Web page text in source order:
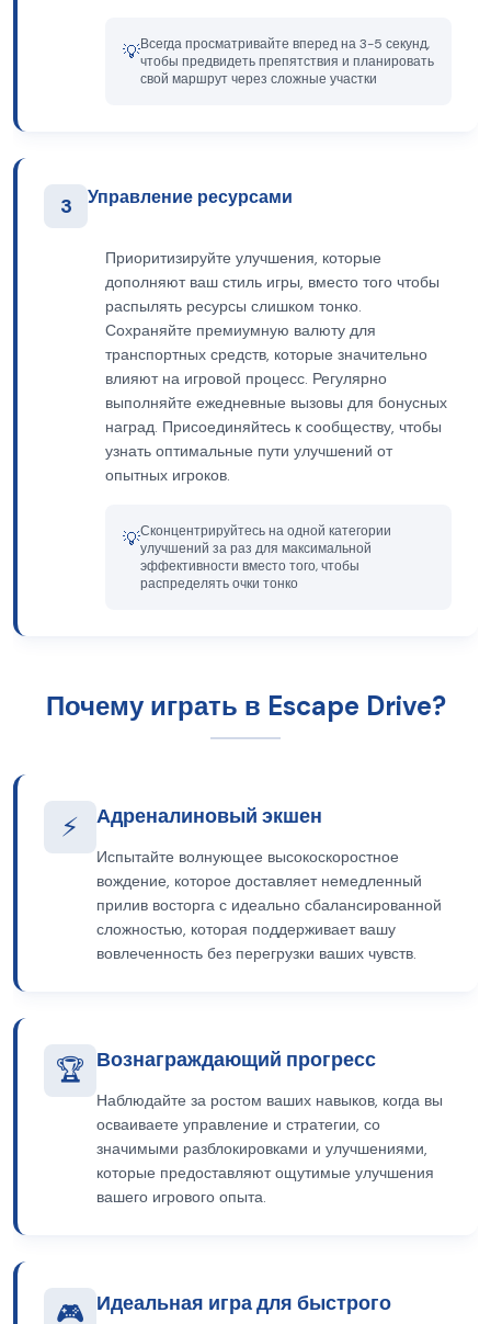
💡Всегда просматривайте вперед на 3-5 секунд,
чтобы предвидеть препятствия и планировать
свой маршрут через сложные участки
3 Управление ресурсами
Приоритизируйте улучшения, которые
дополняют ваш стиль игры, вместо того чтобы
распылять ресурсы слишком тонко.
Сохраняйте премиумную валюту для
транспортных средств, которые значительно
влияют на игровой процесс. Регулярно
выполняйте ежедневные вызовы для бонусных
наград. Присоединяйтесь к сообществу, чтобы
узнать оптимальные пути улучшений от
опытных игроков.
💡Сконцентрируйтесь на одной категории
улучшений за раз для максимальной
эффективности вместо того, чтобы
распределять очки тонко
Почему играть в Escape Drive?
⚡ Адреналиновый экшен
Испытайте волнующее высокоскоростное
вождение, которое доставляет немедленный
прилив восторга с идеально сбалансированной
сложностью, которая поддерживает вашу
вовлеченность без перегрузки ваших чувств.
🏆 Вознаграждающий прогресс
Наблюдайте за ростом ваших навыков, когда вы
осваиваете управление и стратегии, со
значимыми разблокировками и улучшениями,
которые предоставляют ощутимые улучшения
вашего игрового опыта.
🎮 Идеальная игра для быстрого